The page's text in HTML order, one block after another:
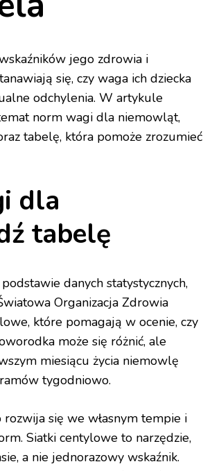
jego zdrowia i
się, czy waga ich dziecka
odchylenia. W artykule
norm wagi dla niemowląt,
tabelę, która pomoże zrozumieć
dla
tabelę
danych statystycznych,
Organizacja Zdrowia
które pomagają w ocenie, czy
może się różnić, ale
miesiącu życia niemowlę
tygodniowo.
rozwija się we własnym tempie i
Siatki centylowe to narzędzie,
a nie jednorazowy wskaźnik.